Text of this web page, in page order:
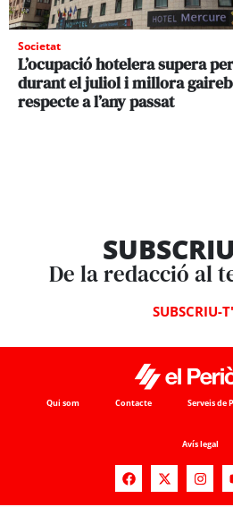
Societat
L’ocupació hotelera supera
durant el juliol i millora
respecte a l’any passat
De la redacció al
SUBSCRIU-
Qui som Contacte Serveis de
Avís legal